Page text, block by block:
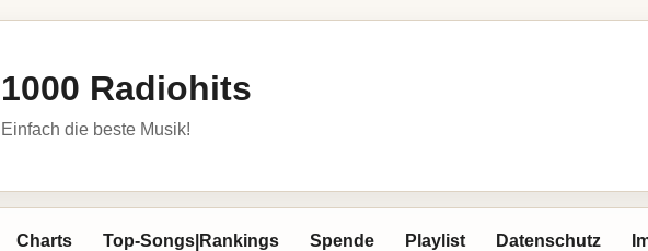
1000 Radiohits
Einfach die beste Musik!
Charts Top-Songs|Rankings Spende Playlist Datenschutz